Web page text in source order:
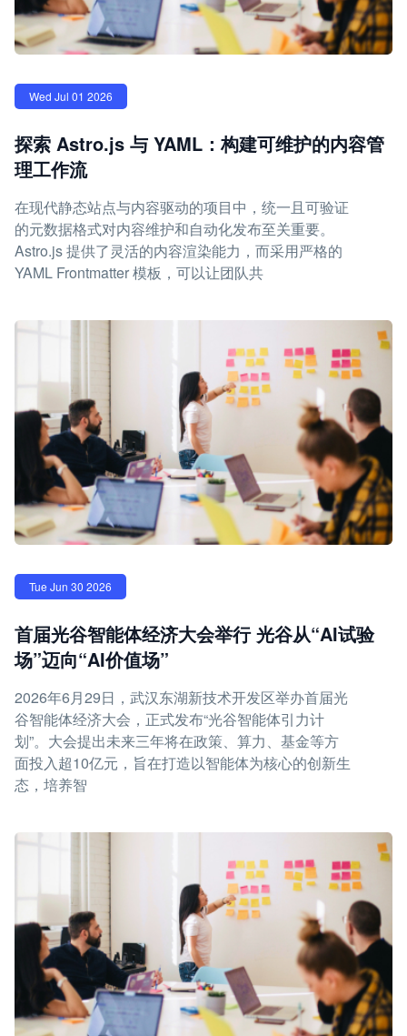
Wed Jul 01 2026
探索 Astro.js 与 YAML：构建可维护的内容管
理工作流
在现代静态站点与内容驱动的项目中，统一且可验证
的元数据格式对内容维护和自动化发布至关重要。
Astro.js 提供了灵活的内容渲染能力，而采用严格的
YAML Frontmatter 模板，可以让团队共
Tue Jun 30 2026
首届光谷智能体经济大会举行 光谷从“AI试验
场”迈向“AI价值场”
2026年6月29日，武汉东湖新技术开发区举办首届光
谷智能体经济大会，正式发布“光谷智能体引力计
划”。大会提出未来三年将在政策、算力、基金等方
面投入超10亿元，旨在打造以智能体为核心的创新生
态，培养智